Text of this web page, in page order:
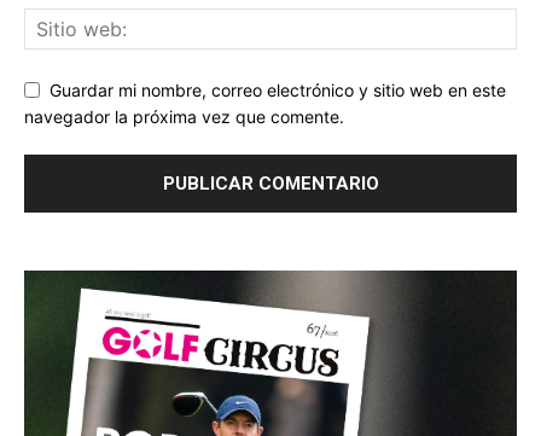
Guardar mi nombre, correo electrónico y sitio web en este
navegador la próxima vez que comente.